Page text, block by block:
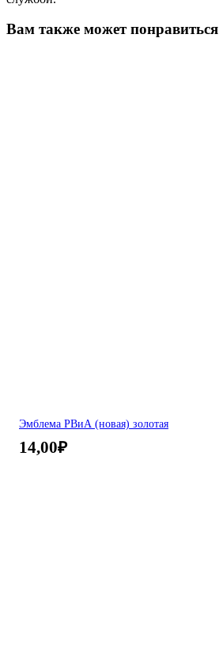
Вам также может понравиться
Эмблема РВиА (новая) золотая
14,00₽